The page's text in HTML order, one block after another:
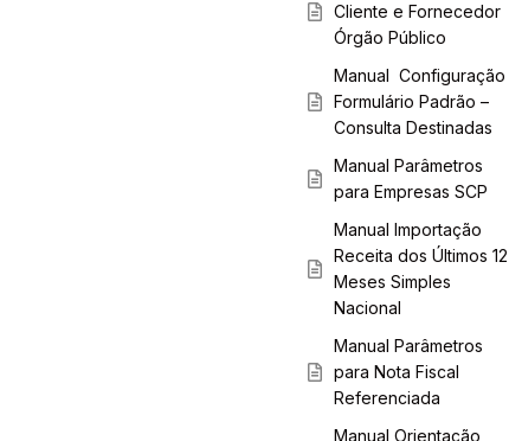
Cliente e Fornecedor
Órgão Público
Manual Configuração
Formulário Padrão –
Consulta Destinadas
Manual Parâmetros
para Empresas SCP
Manual Importação
Receita dos Últimos 12
Meses Simples
Nacional
Manual Parâmetros
para Nota Fiscal
Referenciada
Manual Orientação